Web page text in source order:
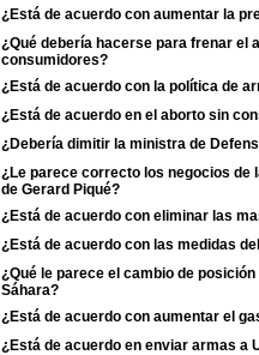
¿Está de acuerdo con aumentar la
¿Qué debería hacerse para frenar el
consumidores?
¿Está de acuerdo con la política de
¿Está de acuerdo en el aborto sin
¿Debería dimitir la ministra de
¿Le parece correcto los negocios de
de Gerard Piqué?
¿Está de acuerdo con eliminar las
¿Está de acuerdo con las medidas
¿Qué le parece el cambio de
Sáhara?
¿Está de acuerdo con aumentar el
¿Está de acuerdo en enviar armas a